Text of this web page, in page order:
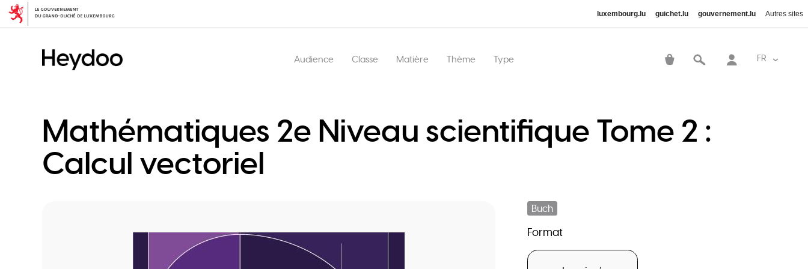
luxembourg.lu guichet.lu gouvernement.lu Autres sites
principal
Main
Audience Classe Matière Thème Type FR Lister
account
Mathématiques 2e Niveau scientifique Tome 2 :
Calcul vectoriel
Buch
Format